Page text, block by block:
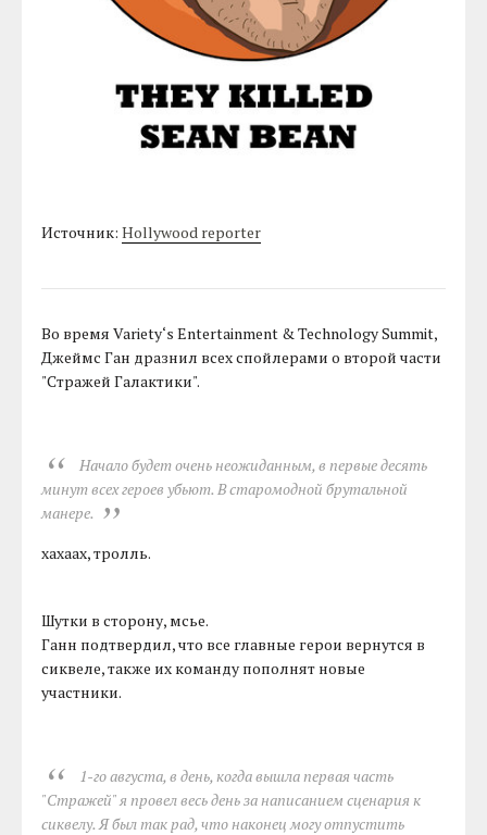
Источник:Нollywood reporter
Во время Variety‘s Entertainment & Technology Summit,
Джеймс Ган дразнил всех спойлерами о второй части
"Стражей Галактики".
Начало будет очень неожиданным, в первые десять
минут всех героев убьют. В старомодной брутальной
манере.
хахаах, тролль.
Шутки в сторону, мсье.
Ганн подтвердил, что все главные герои вернутся в
сиквеле, также их команду пополнят новые
участники.
1-го августа, в день, когда вышла первая часть
"Стражей" я провел весь день за написанием сценария к
сиквелу. Я был так рад, что наконец могу отпустить